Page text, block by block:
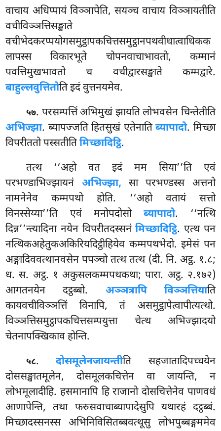
वाचाय अधिप्पायं विञ्ञापेति, सयञ्च वाचाय विञ्ञायतीति
वचीविञ्ञत्तिसङ्खाते
वचीभेदकरप्पयोगसमुट्ठापकचित्तसमुट्ठानपथवीधात्वाधिकक
लापस्सविकारभूते चोपनवाचाभावतो, कम्मानं
पवत्तिमुखभावतो च वचीद्वारसङ्खाते कम्मद्वारे.
बाहुल्लवुत्तितोति इदं वुत्तनयमेव.
५७. परसम्पत्तिं अभिमुखं झायति लोभवसेन चिन्तेतीति
अभिज्झा. ब्यापज्जति हितसुखं एतेनातिब्यापादो. मिच्छा
विपरीततो पस्सतीतिमिच्छादिट्ठि.
तत्थ ‘‘अहो वत इदं मम सिया’’ति एवं
परभण्डाभिज्झायनं अभिज्झा, सा परभण्डस्स अत्तनो
नामनेनेव कम्मपथो होति. ‘‘अहो वतायं सत्तो
विनस्सेय्या’’ति एवं मनोपदोसोब्यापादो. ‘‘नत्थि
दिन्न’’न्त्यादिना नयेन विपरीतदस्सनंमिच्छादिट्ठि. एत्थ पन
नत्थिकअहेतुकअकिरियदिट्ठीहियेव कम्मपथभेदो. इमेसं पन
अङ्गादिववत्थानवसेन पपञ्चो तत्थ तत्थ (दी. नि. अट्ठ. १.८;
ध. स. अट्ठ. १ अकुसलकम्मपथकथा; पारा. अट्ठ. २.१७२)
आगतनयेन दट्ठब्बो. अञ्ञत्रापि विञ्ञत्तियाति
कायवचीविञ्ञत्तिं विनापि, तं असमुट्ठापेत्वापीत्यत्थो.
विञ्ञत्तिसमुट्ठापकचित्तसम्पयुत्ता चेत्थ अभिज्झादयो
चेतनापक्खिकाव होन्ति.
५८.दोसमूलेनजायन्तीति सहजातादिपच्चयेन
दोससङ्खातमूलेन, दोसमूलकचित्तेन वा जायन्ति, न
लोभमूलादीहि. हसमानापि हि राजानो दोसचित्तेनेव पाणवधं
आणापेन्ति, तथा फरुसवाचाब्यापादेसुपि यथारहं दट्ठब्बं.
मिच्छादस्सनस्स अभिनिविसितब्बवत्थूसु लोभपुब्बङ्गममेव